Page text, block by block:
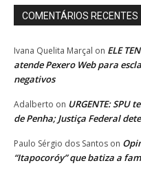
COMENTÁRIOS RECENTES
Ivana Quelita Marçal on ELE
atende Pexero Web para
negativos
Adalberto on URGENTE:
de Penha; Justiça Federal
Paulo Sérgio dos Santos on
“Itapocoróy” que batiza a